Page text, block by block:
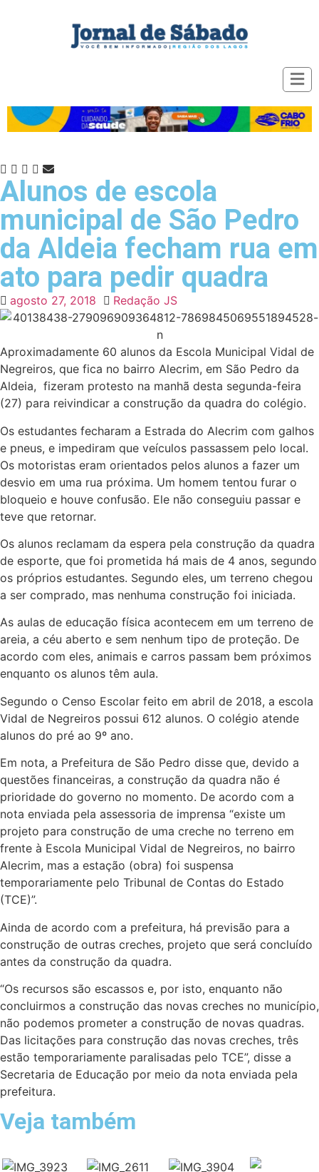
Alunos de escola
municipal de São Pedro
da Aldeia fecham rua em
ato para pedir quadra
agosto 27, 2018 Redação JS
Aproximadamente 60 alunos da Escola Municipal Vidal de
Negreiros, que fica no bairro Alecrim, em São Pedro da
Aldeia, fizeram protesto na manhã desta segunda-feira
(27) para reivindicar a construção da quadra do colégio.
Os estudantes fecharam a Estrada do Alecrim com galhos
e pneus, e impediram que veículos passassem pelo local.
Os motoristas eram orientados pelos alunos a fazer um
desvio em uma rua próxima. Um homem tentou furar o
bloqueio e houve confusão. Ele não conseguiu passar e
teve que retornar.
Os alunos reclamam da espera pela construção da quadra
de esporte, que foi prometida há mais de 4 anos, segundo
os próprios estudantes. Segundo eles, um terreno chegou
a ser comprado, mas nenhuma construção foi iniciada.
As aulas de educação física acontecem em um terreno de
areia, a céu aberto e sem nenhum tipo de proteção. De
acordo com eles, animais e carros passam bem próximos
enquanto os alunos têm aula.
Segundo o Censo Escolar feito em abril de 2018, a escola
Vidal de Negreiros possui 612 alunos. O colégio atende
alunos do pré ao 9º ano.
Em nota, a Prefeitura de São Pedro disse que, devido a
questões financeiras, a construção da quadra não é
prioridade do governo no momento. De acordo com a
nota enviada pela assessoria de imprensa “existe um
projeto para construção de uma creche no terreno em
frente à Escola Municipal Vidal de Negreiros, no bairro
Alecrim, mas a estação (obra) foi suspensa
temporariamente pelo Tribunal de Contas do Estado
(TCE)”.
Ainda de acordo com a prefeitura, há previsão para a
construção de outras creches, projeto que será concluído
antes da construção da quadra.
“Os recursos são escassos e, por isto, enquanto não
concluirmos a construção das novas creches no município,
não podemos prometer a construção de novas quadras.
Das licitações para construção das novas creches, três
estão temporariamente paralisadas pelo TCE”, disse a
Secretaria de Educação por meio da nota enviada pela
prefeitura.
Veja também